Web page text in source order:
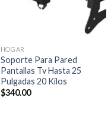
HOGAR
Soporte Para Pared
Pantallas Tv Hasta 25
Pulgadas 20 Kilos
$340.00